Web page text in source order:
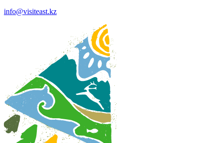
info@visiteast.kz